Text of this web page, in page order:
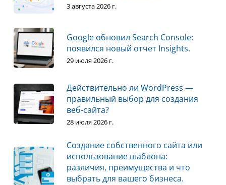
3 августа 2026 г.
Google обновил Search Console:
появился новый отчет Insights.
29 июля 2026 г.
Действительно ли WordPress —
правильный выбор для создания
веб-сайта?
28 июля 2026 г.
Создание собственного сайта или
использование шаблона:
различия, преимущества и что
выбрать для вашего бизнеса.